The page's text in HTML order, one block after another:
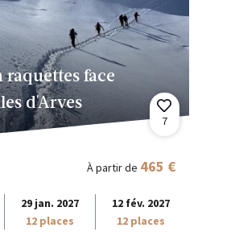
raquettes face
d'Arves
7
À partir de 465 €
29 jan. 2027
12 places
12 fév. 2027
12 places